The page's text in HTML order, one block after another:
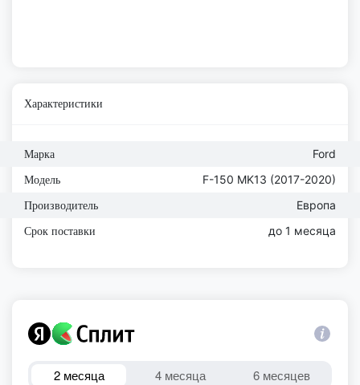
Характеристики
Марка Ford
Модель F-150 MK13 (2017-2020)
Производитель Европа
Срок поставки до 1 месяца